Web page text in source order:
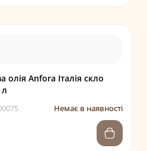
олія Anfora Італія скло
Немає в наявності